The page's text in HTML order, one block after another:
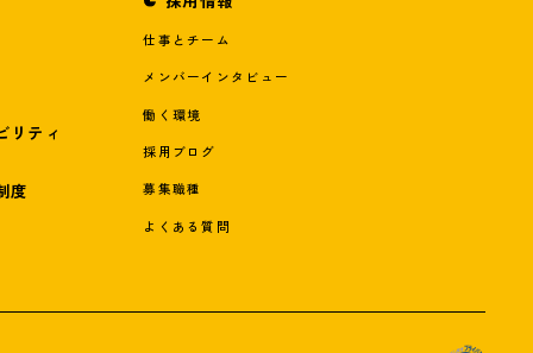
リティ
度
仕事とチーム
メンバーインタビュー
働く環境
採用ブログ
募集職種
よくある質問